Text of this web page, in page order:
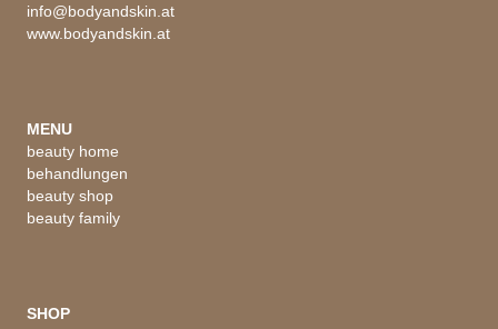
info@bodyandskin.at
www.bodyandskin.at
MENU
beauty home
behandlungen
beauty shop
beauty family
SHOP